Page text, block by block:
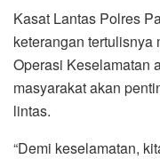
Kasat Lantas Polres
keterangan
Operasi Keselamatan
masyarakat akan
lintas.
“Demi keselamatan,